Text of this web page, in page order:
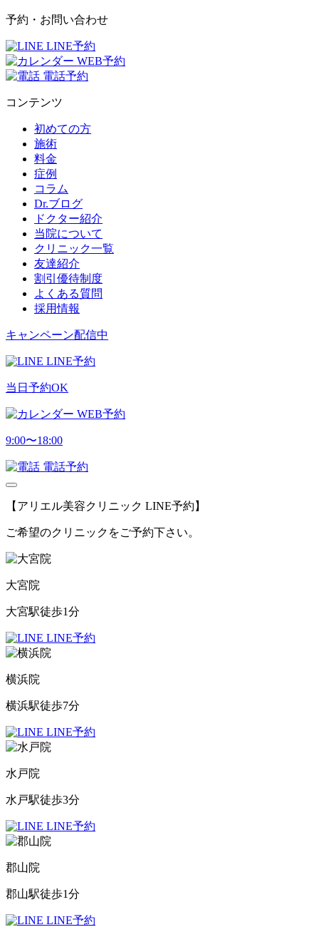
予約・お問い合わせ
LINE予約
WEB予約
電話予約
コンテンツ
初めての方
施術
料金
症例
コラム
Dr.ブログ
ドクター紹介
当院について
クリニック一覧
友達紹介
割引優待制度
よくある質問
採用情報
キャンペーン配信中
LINE予約
当日予約OK
WEB予約
9:00〜18:00
電話予約
【アリエル美容クリニック LINE予約】
ご希望のクリニックをご予約下さい。
大宮院
大宮駅徒歩1分
LINE予約
横浜院
横浜駅徒歩7分
LINE予約
水戸院
水戸駅徒歩3分
LINE予約
郡山院
郡山駅徒歩1分
LINE予約